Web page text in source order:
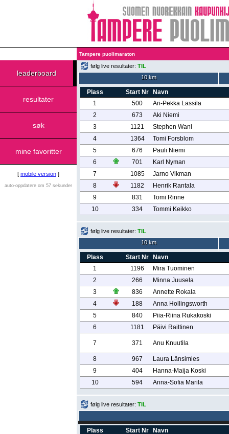
Tampere puolimaraton
leaderboard
resultater
søk
mine favoritter
[ mobile version ]
auto-oppdatere om 57 sekunder
følg live resultater: TIL
10 km
Plass Start Nr
Navn
1
500
Ari-Pekka Lassila
2
673
Aki Niemi
3
1121
Stephen Wani
4
1364
Tomi Forsblom
5
676
Pauli Niemi
6
701
Karl Nyman
7
1085
Jarno Vikman
8
1182
Henrik Rantala
9
831
Tomi Rinne
10
334 Tommi Keikko
følg live resultater: TIL
10 km
Plass Start Nr
Navn
1
1196
Mira Tuominen
2
266
Minna Juusela
3
836
Annette Rokala
4
188
Anna Hollingsworth
5
840
Piia-Riina Rukakoski
6
1181 Päivi Raittinen
7 371 Anu Knuutila
8 967
Laura Länsimies
9
404
Hanna-Maija Koski
10
594 Anna-Sofia Marila
følg live resultater: TIL
Plass Start Nr
Navn